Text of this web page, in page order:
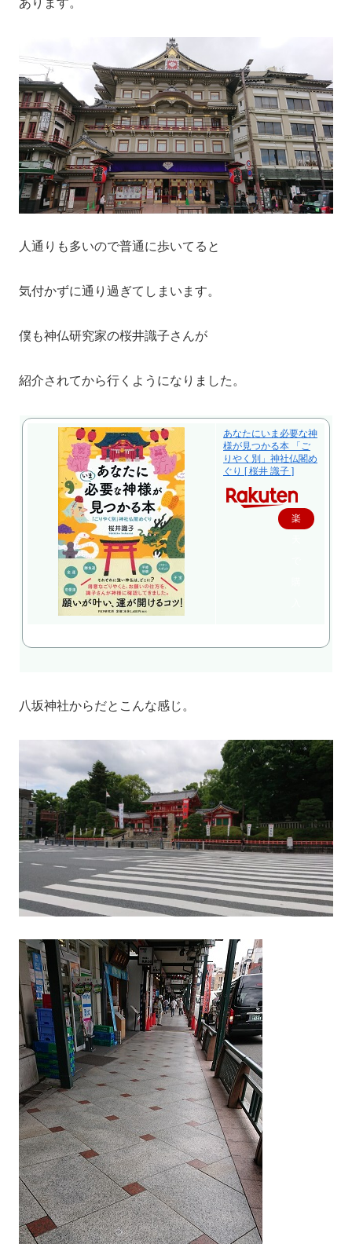
あります。
人通りも多いので普通に歩いてると
気付かずに通り過ぎてしまいます。
僕も神仏研究家の桜井識子さんが
紹介されてから行くようになりました。
あなたにいま必要な神
様が見つかる本 「ご
りやく別」神社仏閣め
ぐり [ 桜井 識子 ]
楽
八坂神社からだとこんな感じ。